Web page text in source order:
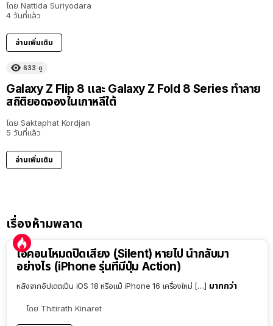
โดย Nattida Suriyodara
4 วันที่แล้ว
อ่านเพิ่มเติม
633 ดู
Galaxy Z Flip 8 และ Galaxy Z Fold 8 Series ทำลาย
สถิติยอดจองในเกาหลีใต้
โดย Saktaphat Kordjan
5 วันที่แล้ว
อ่านเพิ่มเติม
เรื่องห้ามพลาด
ไอคอนโหมดปิดเสียง (Silent) หายไป นำกลับมา
อย่างไร (iPhone รุ่นที่มีปุ่ม Action)
หลังจากอัปเดตเป็น iOS 18 หรือแม้ iPhone 16 เครื่องใหม่ […] มากกว่า
โดย Thitirath Kinaret